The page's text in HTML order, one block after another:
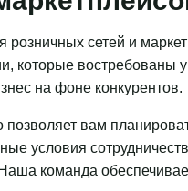
сетей и
которые востребованы
на фоне конкурентов.
вам
условия
команда